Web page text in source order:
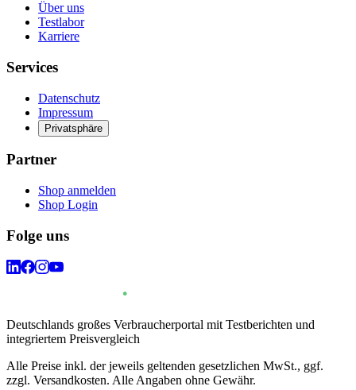
Über uns
Testlabor
Karriere
Services
Datenschutz
Impressum
Privatsphäre
Partner
Shop anmelden
Shop Login
Folge uns
Deutschlands großes Verbraucherportal mit Testberichten und
integriertem Preisvergleich
Alle Preise inkl. der jeweils geltenden gesetzlichen MwSt., ggf.
zzgl. Versandkosten. Alle Angaben ohne Gewähr.